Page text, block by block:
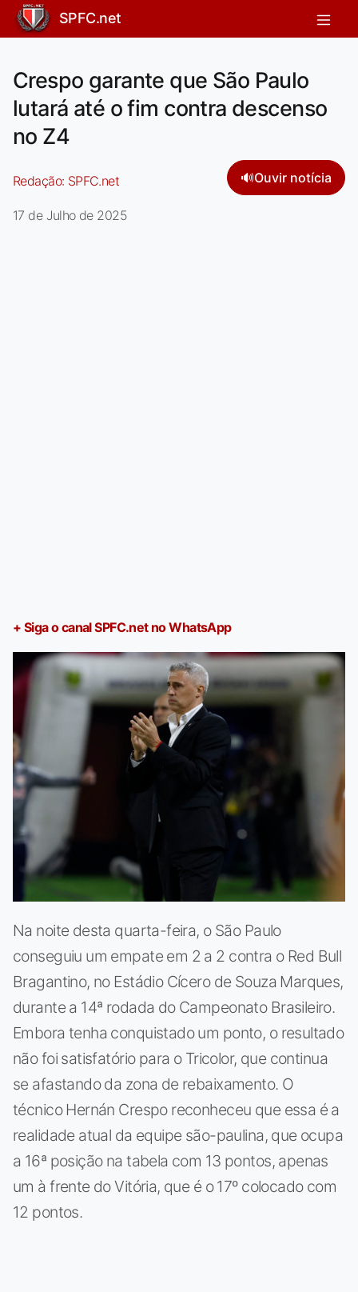
SPFC.net
Crespo garante que São Paulo
lutará até o fim contra descenso
no Z4
Redação: SPFC.net 🔊Ouvir notícia
17 de Julho de 2025
+ Siga o canal SPFC.net no WhatsApp
Na noite desta quarta-feira, o São Paulo
conseguiu um empate em 2 a 2 contra o Red Bull
Bragantino, no Estádio Cícero de Souza Marques,
durante a 14ª rodada do Campeonato Brasileiro.
Embora tenha conquistado um ponto, o resultado
não foi satisfatório para o Tricolor, que continua
se afastando da zona de rebaixamento. O
técnico Hernán Crespo reconheceu que essa é a
realidade atual da equipe são-paulina, que ocupa
a 16ª posição na tabela com 13 pontos, apenas
um à frente do Vitória, que é o 17º colocado com
12 pontos.